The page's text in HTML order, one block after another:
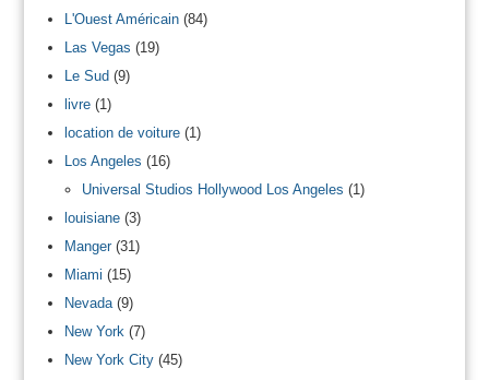
L'Ouest Américain(84)
Las Vegas (19)
Le Sud(9)
livre(1)
location de voiture(1)
Los Angeles (16)
Universal Studios Hollywood Los Angeles (1)
louisiane(3)
Manger(31)
Miami (15)
Nevada(9)
New York (7)
New York City(45)